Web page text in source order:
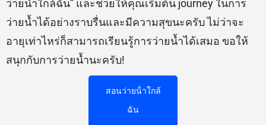
ว่ายน้ำใกล้ฉัน” และช่วยให้คุณเริ่มต้น journey ในการ
ว่ายน้ำได้อย่างราบรื่นและมีความสุขนะครับ ไม่ว่าจะ
อายุเท่าไหร่ก็สามารถเรียนรู้การว่ายน้ำได้เสมอ ขอให้
สนุกกับการว่ายน้ำนะครับ!
สอนว่ายน้ําใกล้
ฉัน